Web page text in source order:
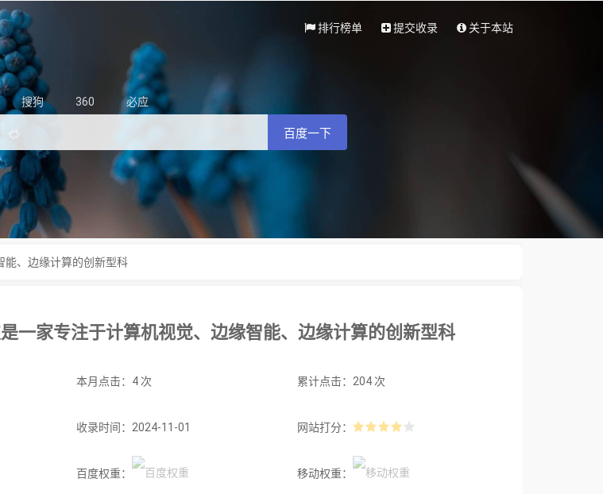
排行榜单 提交收录 关于本站
搜狗 360 必应
百度一下
能、边缘计算的创新型科
一家专注于计算机视觉、边缘智能、边缘计算的创新型科
本月点击：4 次 累计点击：204 次
收录时间：2024-11-01 网站打分：
百度权重： 移动权重：